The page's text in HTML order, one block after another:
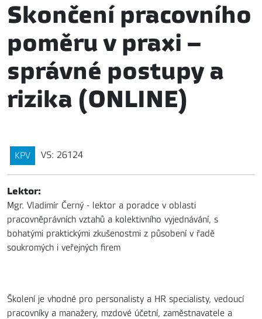
Skončení pracovního
poměru v praxi –
správné postupy a
rizika (ONLINE)
KPV VS: 26124
Lektor:
Mgr. Vladimír Černý - lektor a poradce v oblasti
pracovněprávních vztahů a kolektivního vyjednávání, s
bohatými praktickými zkušenostmi z působení v řadě
soukromých i veřejných firem
Školení je vhodné pro personalisty a HR specialisty, vedoucí
pracovníky a manažery, mzdové účetní, zaměstnavatele a